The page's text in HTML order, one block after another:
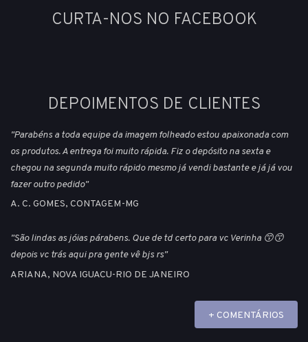
CURTA-NOS NO FACEBOOK
DEPOIMENTOS DE CLIENTES
"Parabéns a toda equipe da imagem folheado estou apaixonada com
os produtos. A entrega foi muito rápida. Fiz o depósito na sexta e
chegou na segunda muito rápido mesmo já vendi bastante e já já vou
fazer outro pedido"
A. C. GOMES, CONTAGEM-MG
"São lindas as jóias párabens. Que de td certo para vc Verinha 😙😙
depois vc trás aqui pra gente vê bjs rs"
ARIANA, NOVA IGUACU-RIO DE JANEIRO
+ COMENTÁRIOS